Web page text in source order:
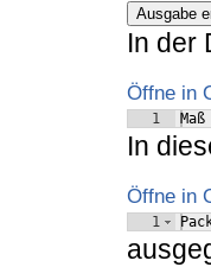
Ausgabe
In der
Öffne in
1 Maß
In
Öffne in
1